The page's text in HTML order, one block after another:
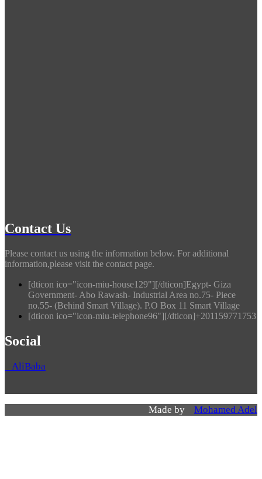
Contact Us
Please contact us using the information below. For additional
information,please visit the contact page.
[dticon ico="icon-miu-house129"][/dticon]Egypt- Giza
Government- Abo Rawash- Industrial Area no.75- Piece
no.55- (Behind Smart Village). P.O Box 11 Smart Village
[dticon ico="icon-miu-telephone96"][/dticon]+201159771753
Social
AliBaba
Made by Mohamed Adel